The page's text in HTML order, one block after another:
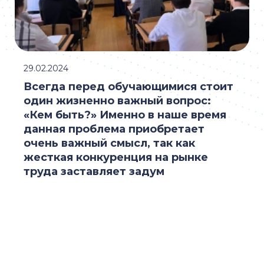
Всегда перед обучающимися стоит
один жизненно важный вопрос:
«Кем быть?» Именно в наше время
данная проблема приобретает
очень важный смысл, так как
жесткая конкуренция на рынке
труда заставляет задум
29.02.2024